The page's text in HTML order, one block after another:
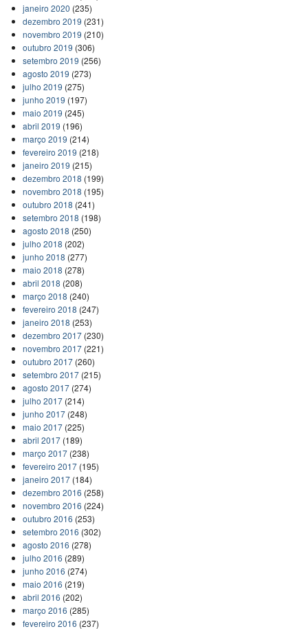
janeiro 2020 (235)
dezembro 2019 (231)
novembro 2019 (210)
outubro 2019 (306)
setembro 2019 (256)
agosto 2019 (273)
julho 2019 (275)
junho 2019 (197)
maio 2019 (245)
abril 2019 (196)
março 2019 (214)
fevereiro 2019 (218)
janeiro 2019 (215)
dezembro 2018 (199)
novembro 2018 (195)
outubro 2018 (241)
setembro 2018 (198)
agosto 2018 (250)
julho 2018 (202)
junho 2018 (277)
maio 2018 (278)
abril 2018 (208)
março 2018 (240)
fevereiro 2018 (247)
janeiro 2018 (253)
dezembro 2017(230)
novembro 2017(221)
outubro 2017(260)
setembro 2017(215)
agosto 2017(274)
julho 2017(214)
junho 2017(248)
maio 2017(225)
abril 2017(189)
março 2017(238)
fevereiro 2017(195)
janeiro 2017(184)
dezembro 2016 (258)
novembro 2016 (224)
outubro 2016 (253)
setembro 2016 (302)
agosto 2016 (278)
julho 2016 (289)
junho 2016 (274)
maio 2016 (219)
abril 2016 (202)
março 2016 (285)
fevereiro 2016 (237)